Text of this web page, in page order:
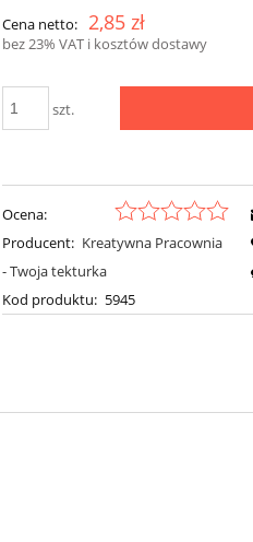
Cena netto: 2,85 zł
bez 23% VAT i kosztów dostawy
szt.
Ocena:
Producent: Kreatywna Pracownia
- Twoja tekturka
Kod produktu: 5945